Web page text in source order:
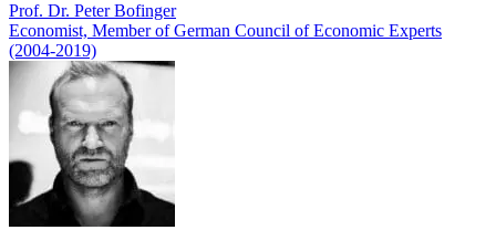
Prof. Dr. Peter Bofinger
Economist, Member of German Council of Economic Experts
(2004-2019)